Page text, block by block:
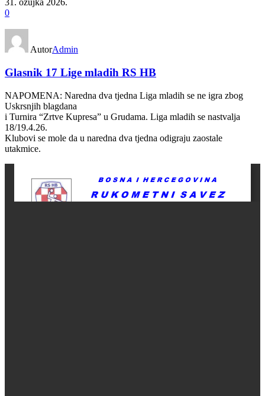
31. ožujka 2026.
0
AutorAdmin
Glasnik 17 Lige mladih RS HB
NAPOMENA: Naredna dva tjedna Liga mladih se ne igra zbog
Uskrsnjih blagdana
i Turnira “Zrtve Kupresa” u Grudama. Liga mladih se nastvalja
18/19.4.26.
Klubovi se mole da u naredna dva tjedna odigraju zaostale
utakmice.